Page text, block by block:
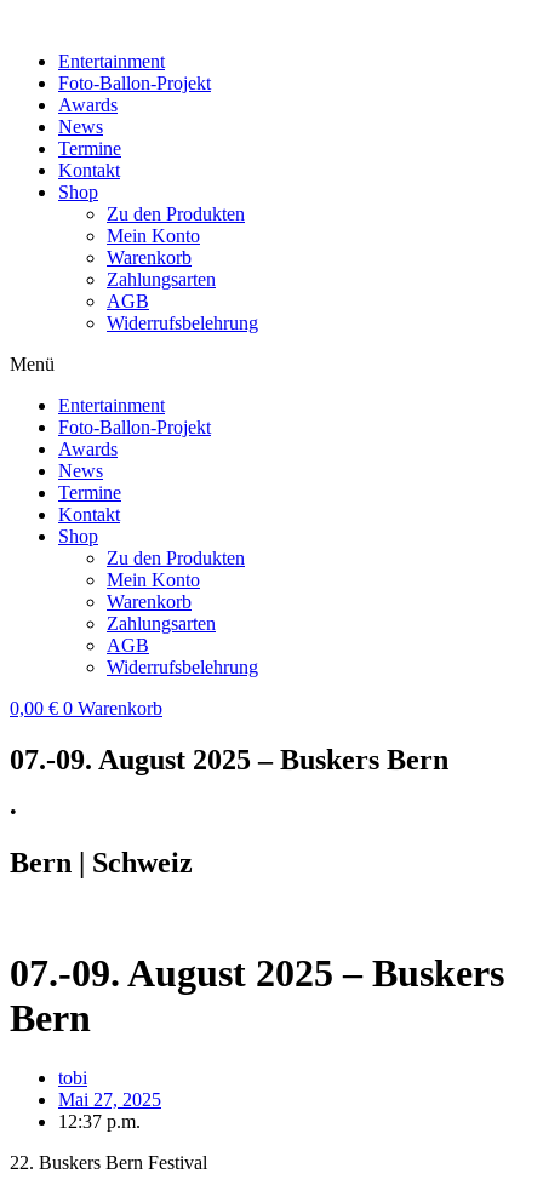
wechselnEntertainment
Foto-Ballon-Projekt
Awards
News
Termine
Kontakt
Shop
Zu den Produkten
Mein Konto
Warenkorb
Zahlungsarten
AGB
Widerrufsbelehrung
Menü
Entertainment
Foto-Ballon-Projekt
Awards
News
Termine
Kontakt
Shop
Zu den Produkten
Mein Konto
Warenkorb
Zahlungsarten
AGB
Widerrufsbelehrung
0,00 € 0 Warenkorb
07.-09. August 2025 – Buskers Bern
•
Bern | Schweiz
07.-09. August 2025 – Buskers
Bern
tobi
Mai 27, 2025
12:37 p.m.
22. Buskers Bern Festival